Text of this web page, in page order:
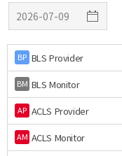
BP BLS Provider
BM BLS Monitor
AP ACLS Provider
AM ACLS Monitor